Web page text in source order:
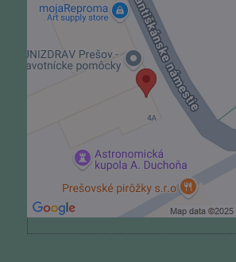
Externý obsah je blokovaný
Voľbami súkromia
Prajete si načítať externý obsah?
Povoliť tentokrát
Povoliť a zapamätať - súhlas s
druhom cookie: Funkčné
Otvoriť obsah v novom okne